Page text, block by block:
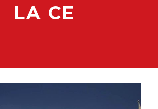
LA CE